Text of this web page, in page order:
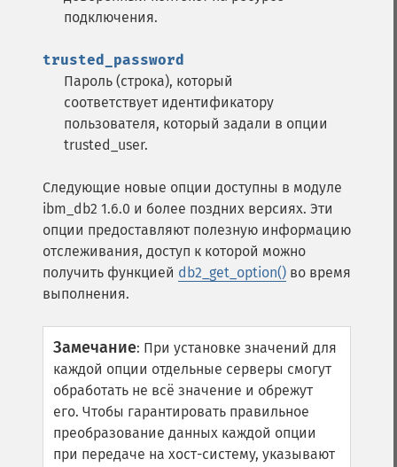
подключения.
trusted_password
Пароль (строка), который
соответствует идентификатору
пользователя, который задали в опции
trusted_user.
Следующие новые опции доступны в модуле
ibm_db2 1.6.0 и более поздних версиях. Эти
опции предоставляют полезную информацию
отслеживания, доступ к которой можно
получить функцией db2_get_option() во время
выполнения.
Замечание: При установке значений для
каждой опции отдельные серверы смогут
обработать не всё значение и обрежут
его. Чтобы гарантировать правильное
преобразование данных каждой опции
при передаче на хост-систему, указывают